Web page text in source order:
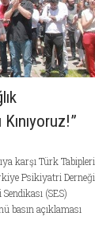
Kınıyoruz!”
karşı Türk Tabipleri
Psikiyatri Derneği
(SES)
basın açıklaması